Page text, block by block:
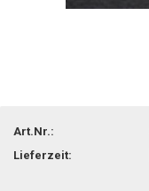
Art.Nr.:
Lieferzeit: